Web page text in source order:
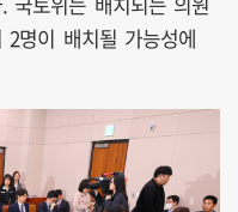
명이 배치될 가능성에